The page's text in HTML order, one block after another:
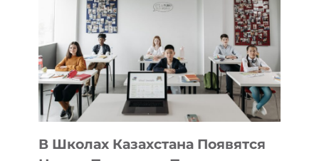
VELOCITY
BY
MOST
—
МЕЖДУНАРОДНУЮ
ПРОГРАММУ
ДЛЯ
ТЕХНОЛОГИЧЕСКИХ
В Школах Казахстана Появятся